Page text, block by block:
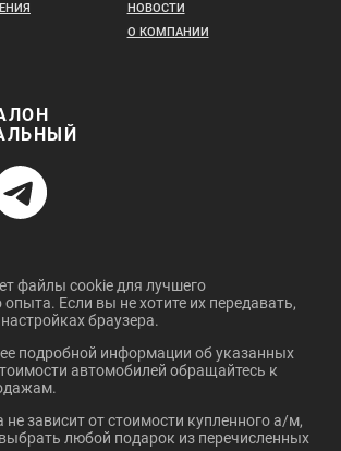
НОВОСТИ
О КОМПАНИИ
файлы cookie для лучшего
опыта. Если вы не хотите их передавать,
браузера.
подробной информации об указанных
автомобилей обращайтесь к
зависит от стоимости купленного а/м,
любой подарок из перечисленных